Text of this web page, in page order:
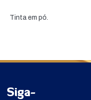
Tinta em pó.
Siga-